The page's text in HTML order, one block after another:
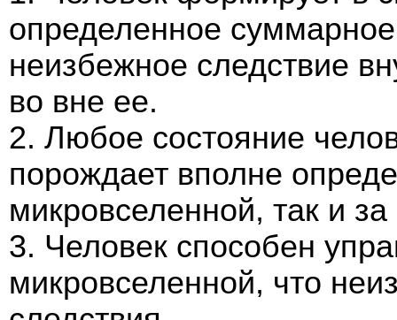
определенное
неизбежное следствие
во вне ее.
2. Любое состояние
порождает вполне
микровселенной, так и
3. Человек способен
микровселенной, что